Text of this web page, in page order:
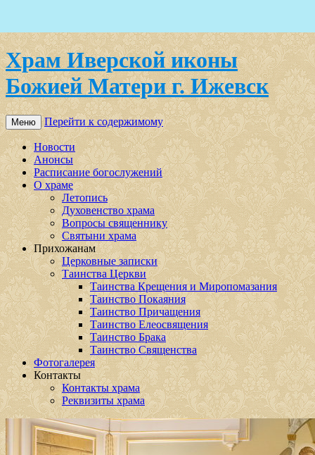
Храм Иверской иконы
Божией Матери г. Ижевск
Меню Перейти к содержимому
Новости
Анонсы
Расписание богослужений
О храме
Летопись
Духовенство храма
Вопросы священнику
Святыни храма
Прихожанам
Церковные записки
Таинства Церкви
Таинства Крещения и Миропомазания
Таинство Покаяния
Таинство Причащения
Таинство Елеосвящения
Таинство Брака
Таинство Священства
Фотогалерея
Контакты
Контакты храма
Реквизиты храма